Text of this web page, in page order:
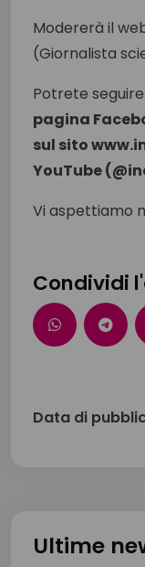
Modererà il
(Giornalista
Potrete
pagina
sul sito
YouTube
Vi aspettiamo
Condividi
Data di
Ultime